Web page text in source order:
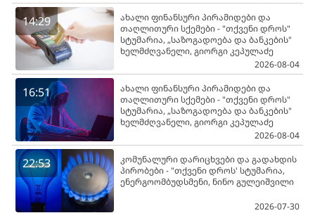
14:29
ახალი ფინანსური პირამიდები და
თაღლითური სქემები - "თქვენი დროს"
სტუმარია, „საზოგადოება და ბანკების"
ხელმძღვანელი, გიორგი კეპულაძე
2026-08-04
16:51
ახალი ფინანსური პირამიდები და
თაღლითური სქემები - "თქვენი დროს"
სტუმარია, „საზოგადოება და ბანკების"
ხელმძღვანელი, გიორგი კეპულაძე
2026-08-04
22:53
კომუნალური დარიცხვები და გადახდის
პირობები - "თქვენი დროს' სტუმარია,
ენერგოომბუდსმენი, ნინო გულეიშვილი
2026-07-30